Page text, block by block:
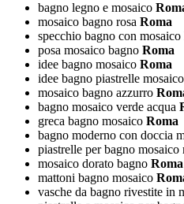
bagno legno e mosaico
mosaico bagno rosa Roma
specchio bagno con mosaico
posa mosaico bagno Roma
idee bagno mosaico Roma
idee bagno piastrelle mosaico
mosaico bagno azzurro
bagno mosaico verde acqua
greca bagno mosaico Roma
bagno moderno con doccia
piastrelle per bagno mosaico
mosaico dorato bagno Roma
mattoni bagno mosaico
vasche da bagno rivestite in